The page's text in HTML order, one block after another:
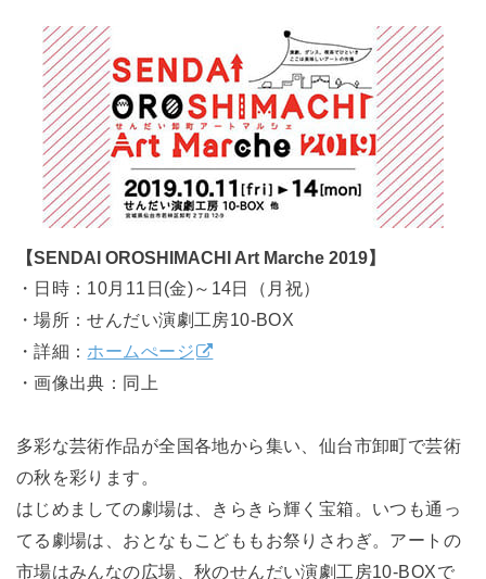
【SENDAI OROSHIMACHI Art Marche 2019】
・日時：10月11日(金)～14日（月祝）
・場所：せんだい演劇工房10-BOX
・詳細： ホームぺージ
・画像出典：同上
多彩な芸術作品が全国各地から集い、仙台市卸町で芸術
の秋を彩ります。
はじめましての劇場は、きらきら輝く宝箱。いつも通っ
てる劇場は、おとなもこどももお祭りさわぎ。アートの
市場はみんなの広場、秋のせんだい演劇工房10-BOXで